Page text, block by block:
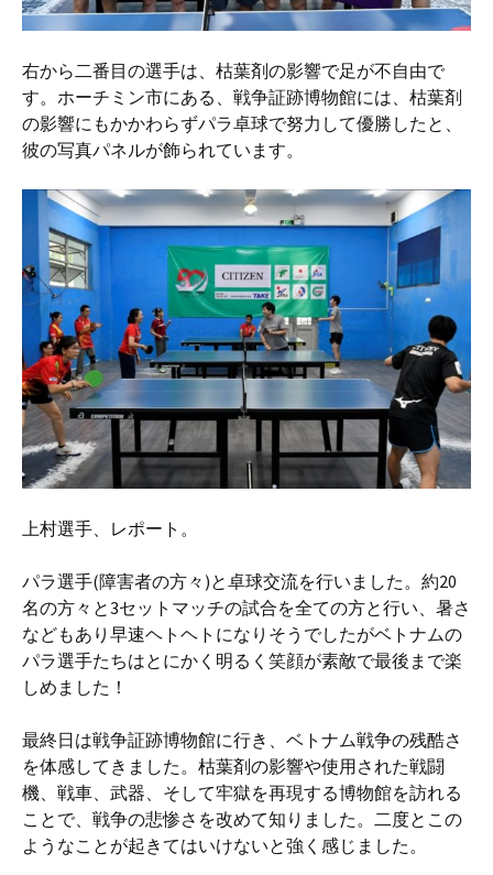
右から二番目の選手は、枯葉剤の影響で足が不自由で
す。ホーチミン市にある、戦争証跡博物館には、枯葉剤
の影響にもかかわらずパラ卓球で努力して優勝したと、
彼の写真パネルが飾られています。
上村選手、レポート。
パラ選手(障害者の方々)と卓球交流を行いました。約20
名の方々と3セットマッチの試合を全ての方と行い、暑さ
などもあり早速ヘトヘトになりそうでしたがベトナムの
パラ選手たちはとにかく明るく笑顔が素敵で最後まで楽
しめました！
最終日は戦争証跡博物館に行き、ベトナム戦争の残酷さ
を体感してきました。枯葉剤の影響や使用された戦闘
機、戦車、武器、そして牢獄を再現する博物館を訪れる
ことで、戦争の悲惨さを改めて知りました。二度とこの
ようなことが起きてはいけないと強く感じました。